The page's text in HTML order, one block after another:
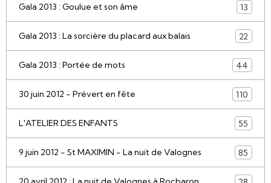
Gala 2013 : Goulue et son âme 13
Gala 2013 : La sorcière du placard aux balais 22
Gala 2013 : Portée de mots 44
30 juin 2012 - Prévert en fête 110
L'ATELIER DES ENFANTS 55
9 juin 2012 - St MAXIMIN - La nuit de Valognes 85